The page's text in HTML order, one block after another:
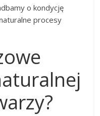
o kondycję
procesy